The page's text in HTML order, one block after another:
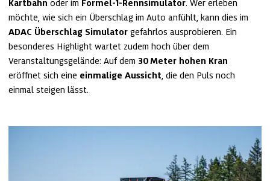
Kartbahn oder im Formel-1-Rennsimulator. Wer erleben
ADAC Überschlag Simulator gefahrlos ausprobieren. Ein
besonderes Highlight wartet zudem hoch über dem
Veranstaltungsgelände: Auf dem 30 Meter hohen Kran
eröffnet sich eine einmalige Aussicht, die den Puls noch
einmal steigen lässt.